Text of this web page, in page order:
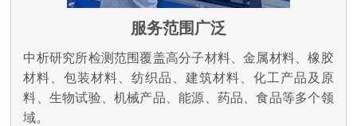
服务范围广泛
中析研究所检测范围覆盖高分子材料、金属材料、橡胶
材料、包装材料、纺织品、建筑材料、化工产品及原
料、生物试验、机械产品、能源、药品、食品等多个领
域。